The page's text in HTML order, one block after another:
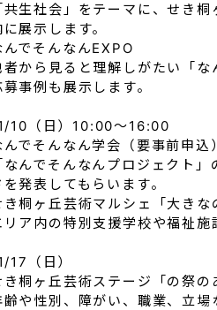
生社会」をテーマに、せき桐
展示します。
んでそんなんEXPO
から見ると理解しがたい「な
募事例も展示します。
10（日）10:00～16:00
んでそんなん学会（要事前申込）
んでそんなんプロジェクト」
を発表してもらいます。
き桐ヶ丘芸術マルシェ「大きな
ア内の特別支援学校や福祉施
17（日）
き桐ヶ丘芸術ステージ「の祭の
や性別、障がい、職業、立場